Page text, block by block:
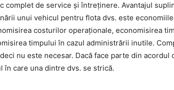
complet de service și întreținere. Avantajul
unui vehicul pentru flota dvs. este
costurilor operaționale, economisirea
timpului în cazul administrării inutile.
nu este necesar. Dacă face parte din acordul
în care una dintre dvs. se strică.